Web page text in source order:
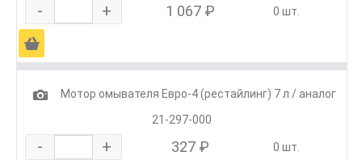
- + 1 067 ₽ 0 шт.
Ä
1
Мотор омывателя Евро-4 (рестайлинг) 7 л / аналог
21-297-000
- + 327 ₽ 0 шт.